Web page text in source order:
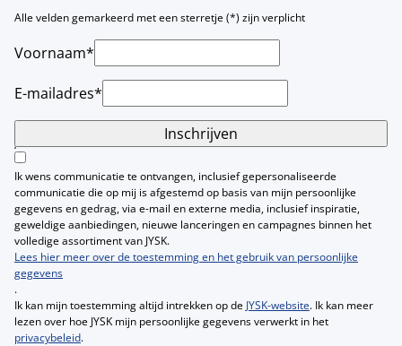
Alle velden gemarkeerd met een sterretje (*) zijn verplicht
Voornaam*
E-mailadres*
Inschrijven
Ik wens communicatie te ontvangen, inclusief gepersonaliseerde
communicatie die op mij is afgestemd op basis van mijn persoonlijke
gegevens en gedrag, via e-mail en externe media, inclusief inspiratie,
geweldige aanbiedingen, nieuwe lanceringen en campagnes binnen het
volledige assortiment van JYSK.
Lees hier meer over de toestemming en het gebruik van persoonlijke
gegevens
.
Ik kan mijn toestemming altijd intrekken op de JYSK-website. Ik kan meer
lezen over hoe JYSK mijn persoonlijke gegevens verwerkt in het
privacybeleid.